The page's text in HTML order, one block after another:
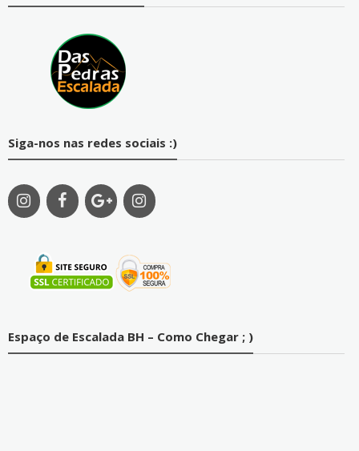
Siga-nos nas redes sociais :)
Espaço de Escalada BH – Como Chegar ; )